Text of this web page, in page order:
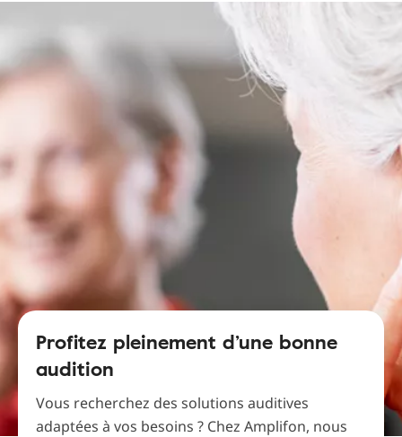
Profitez pleinement d’une bonne
audition
Vous recherchez des solutions auditives
adaptées à vos besoins ? Chez Amplifon, nous